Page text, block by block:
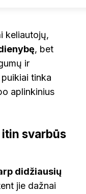
keliautojų,
, bet
ir
tinka
aplinkinius
svarbūs
didžiausių
jie dažnai